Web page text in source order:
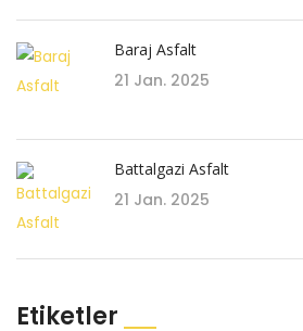
Baraj Asfalt
21 Jan. 2025
Battalgazi Asfalt
21 Jan. 2025
Etiketler